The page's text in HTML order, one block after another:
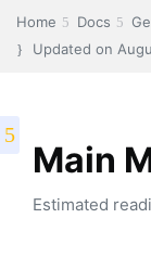
Home Docs
Updated on
Main
Estimated